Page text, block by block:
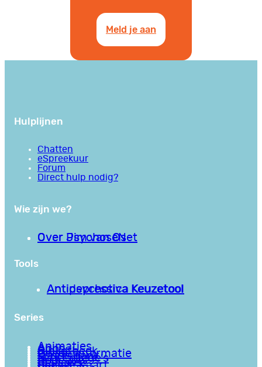
Meld je aan
Hulplijnen
Chatten
eSpreekuur
Forum
Direct hulp nodig?
Wie zijn we?
Over PsychoseNet
Over Jim van Os
Tools
Antipsychotica Keuzetool
Antidepressiva Keuzetool
Series
Animaties
Apps
Bibliotheek
Goede informatie
Kennisbank
Mini college’s
Podcasts
Reviews